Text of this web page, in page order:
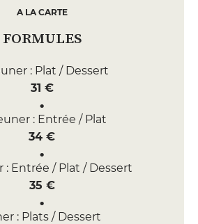
A LA CARTE
FORMULES
: Plat / Dessert
31 €
: Entrée / Plat
34 €
: Entrée / Plat / Dessert
35 €
: Plats / Dessert